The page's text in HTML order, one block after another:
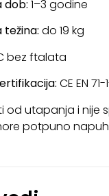
dob: 1–3 godine
do 19 kg
bez ftalata
CE EN
od utapanja i nije
potpuno